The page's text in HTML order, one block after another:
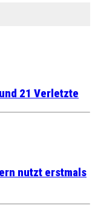
21 Verletzte
nutzt erstmals